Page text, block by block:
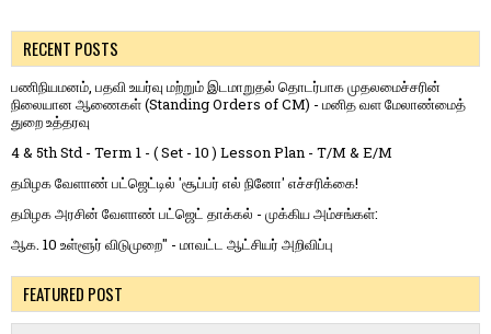
RECENT POSTS
பணிநியமனம், பதவி உயர்வு மற்றும் இடமாறுதல் தொடர்பாக முதலமைச்சரின்
நிலையான ஆணைகள் (Standing Orders of CM) - மனித வள மேலாண்மைத்
துறை உத்தரவு
4 & 5th Std - Term 1 - ( Set - 10 ) Lesson Plan - T/M & E/M
தமிழக வேளாண் பட்ஜெட்டில் 'சூப்பர் எல் நினோ' எச்சரிக்கை!
தமிழக அரசின் வேளாண் பட்ஜெட் தாக்கல் - முக்கிய அம்சங்கள்:
ஆக. 10 உள்ளூர் விடுமுறை" - மாவட்ட ஆட்சியர் அறிவிப்பு
FEATURED POST